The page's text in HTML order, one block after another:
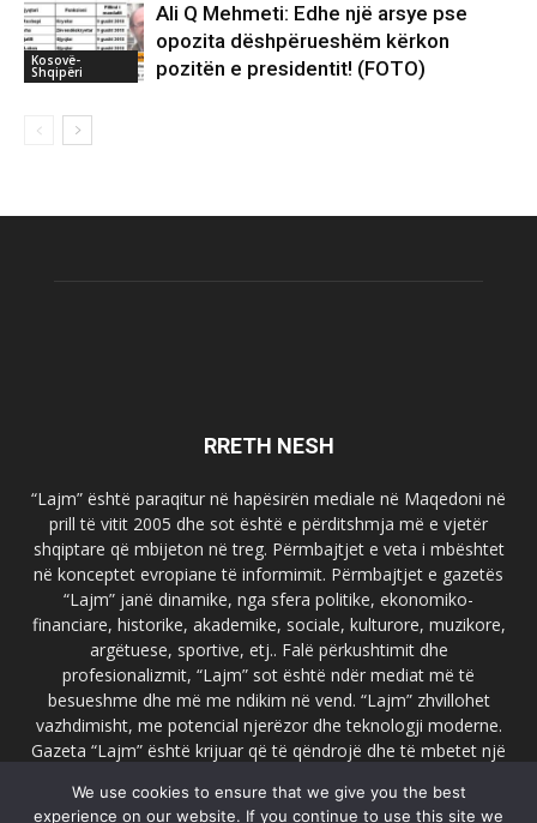
Kosovë-
Shqipëri
Ali Q Mehmeti: Edhe një arsye pse
opozita dëshpërueshëm kërkon
pozitën e presidentit! (FOTO)
RRETH NESH
“Lajm” është paraqitur në hapësirën mediale në Maqedoni në
prill të vitit 2005 dhe sot është e përditshmja më e vjetër
shqiptare që mbijeton në treg. Përmbajtjet e veta i mbështet
në konceptet evropiane të informimit. Përmbajtjet e gazetës
“Lajm” janë dinamike, nga sfera politike, ekonomiko-
financiare, historike, akademike, sociale, kulturore, muzikore,
argëtuese, sportive, etj.. Falë përkushtimit dhe
profesionalizmit, “Lajm” sot është ndër mediat më të
besueshme dhe më me ndikim në vend. “Lajm” zhvillohet
vazhdimisht, me potencial njerëzor dhe teknologji moderne.
Gazeta “Lajm” është krijuar që të qëndrojë dhe të mbetet një
faqja zyrtare e gazetës “Lajm”, www.lajmpress.org është një
We use cookies to ensure that we give you the best
experience on our website. If you continue to use this site we